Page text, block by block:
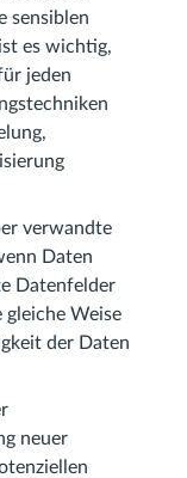
sensiblen
es wichtig,
jeden
verwandte
Daten
Datenfelder
gleiche Weise
der Daten
neuer